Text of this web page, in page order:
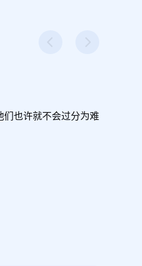
也许就不会过分为难